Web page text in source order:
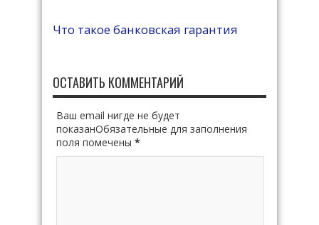
Что такое банковская гарантия
ОСТАВИТЬ КОММЕНТАРИЙ
Ваш email нигде не будет
показанОбязательные для заполнения
поля помечены *